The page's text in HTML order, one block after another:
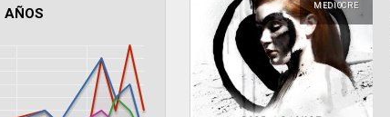
AÑOS MEDIOCRE